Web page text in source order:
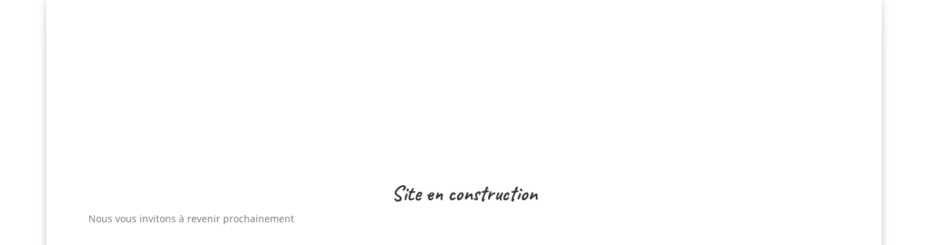
Site en construction
Nous vous invitons à revenir prochainement